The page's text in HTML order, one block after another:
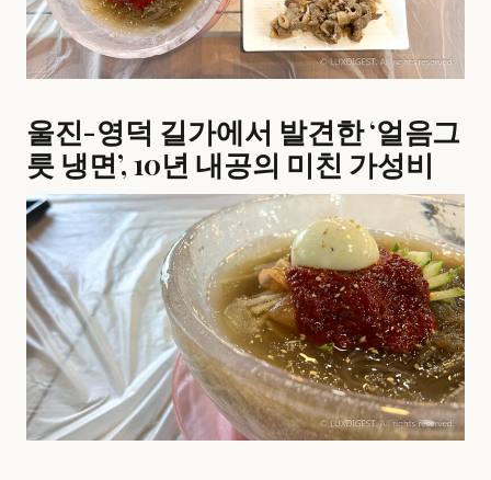
울진-영덕 길가에서 발견한 ‘얼음그
릇 냉면’, 10년 내공의 미친 가성비